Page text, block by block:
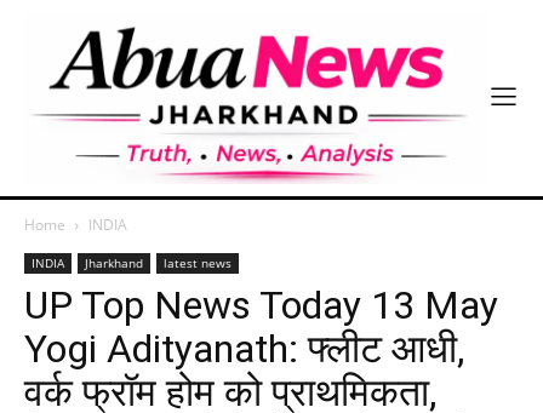
Home INDIA
INDIA Jharkhand latest news
UP Top News Today 13 May
Yogi Adityanath: फ्लीट आधी,
वर्क फ्रॉम होम को प्राथमिकता,